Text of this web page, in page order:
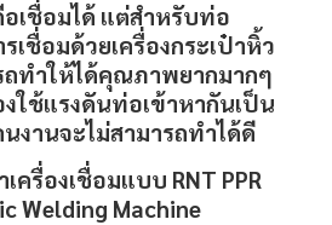
อเชื่อมได้ แต่สำหรับท่อ
เชื่อมด้วยเครื่องกระเป๋าหิ้ว
ถทำให้ได้คุณภาพยากมากๆ
งใช้แรงดันท่อเข้าหากันเป็น
งานจะไม่สามารถทำได้ดี
ครื่องเชื่อมแบบ RNT PPR
Welding Machine